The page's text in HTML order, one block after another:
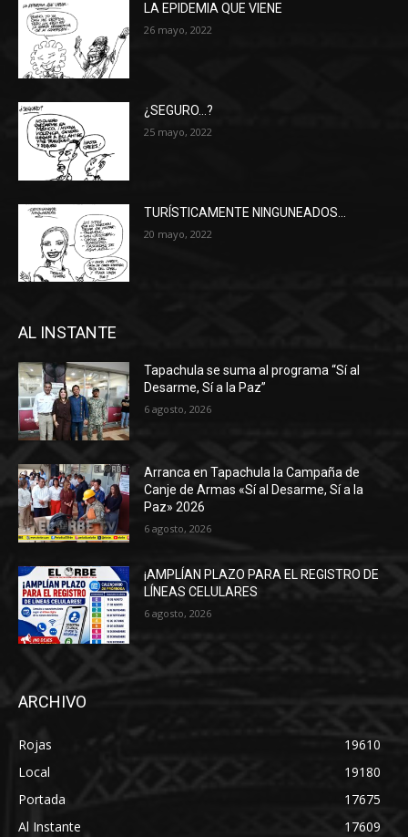
LA EPIDEMIA QUE VIENE
26 mayo, 2022
¿SEGURO…?
25 mayo, 2022
TURÍSTICAMENTE NINGUNEADOS…
20 mayo, 2022
AL INSTANTE
Tapachula se suma al programa “Sí al
Desarme, Sí a la Paz”
6 agosto, 2026
Arranca en Tapachula la Campaña de
Canje de Armas «Sí al Desarme, Sí a la
Paz» 2026
6 agosto, 2026
¡AMPLÍAN PLAZO PARA EL REGISTRO DE
LÍNEAS CELULARES
6 agosto, 2026
ARCHIVO
Rojas
19610
Local
19180
Portada
17675
Al Instante
17609